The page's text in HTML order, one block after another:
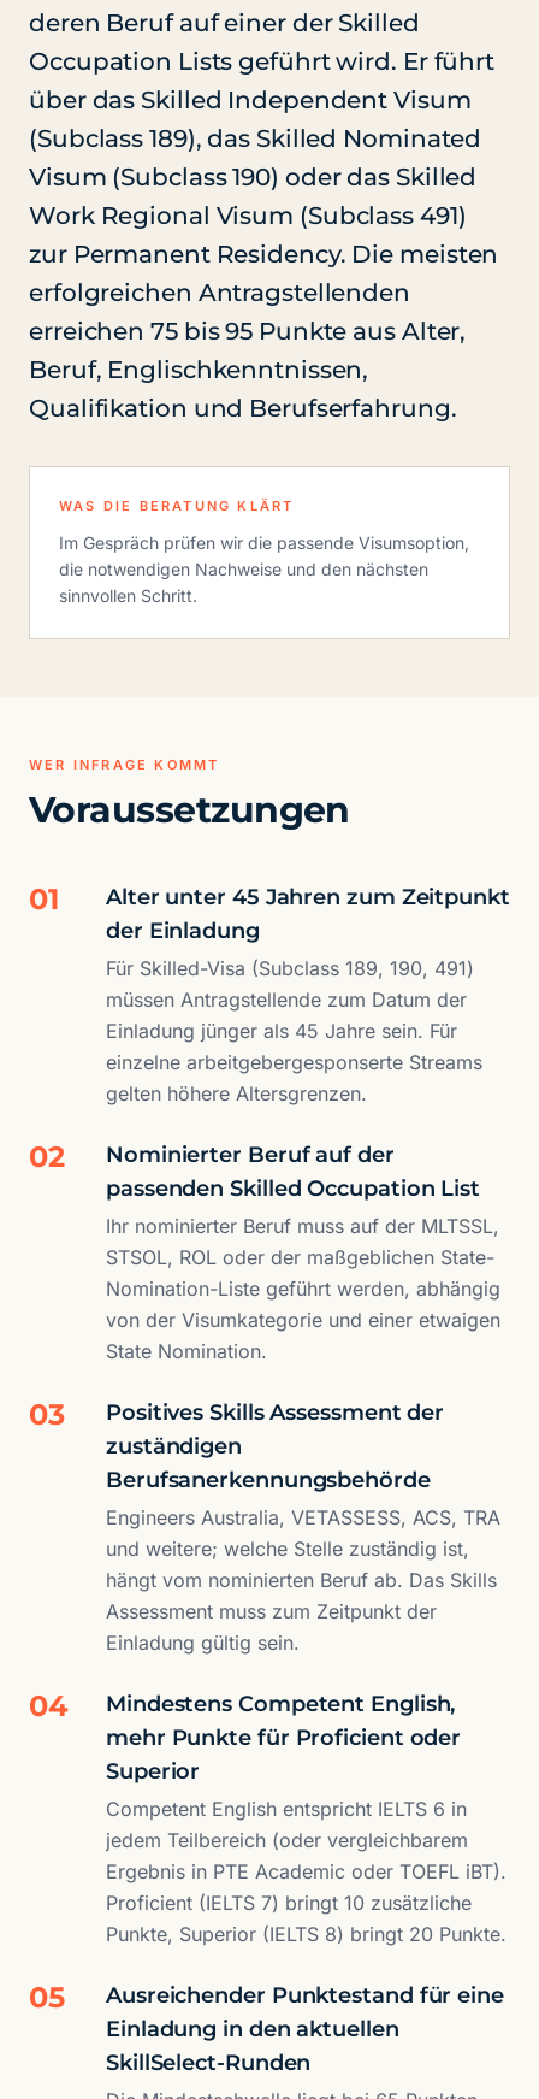
deren Beruf auf einer der Skilled
Occupation Lists geführt wird. Er führt
über das Skilled Independent Visum
(Subclass 189), das Skilled Nominated
Visum (Subclass 190) oder das Skilled
Work Regional Visum (Subclass 491)
zur Permanent Residency. Die meisten
erfolgreichen Antragstellenden
erreichen 75 bis 95 Punkte aus Alter,
Beruf, Englischkenntnissen,
Qualifikation und Berufserfahrung.
WAS DIE BERATUNG KLÄRT
Im Gespräch prüfen wir die passende Visumsoption,
die notwendigen Nachweise und den nächsten
sinnvollen Schritt.
WER INFRAGE KOMMT
Voraussetzungen
01
Alter unter 45 Jahren zum Zeitpunkt
der Einladung
Für Skilled-Visa (Subclass 189, 190, 491)
müssen Antragstellende zum Datum der
Einladung jünger als 45 Jahre sein. Für
einzelne arbeitgebergesponserte Streams
gelten höhere Altersgrenzen.
02
Nominierter Beruf auf der
passenden Skilled Occupation List
Ihr nominierter Beruf muss auf der MLTSSL,
STSOL, ROL oder der maßgeblichen State-
Nomination-Liste geführt werden, abhängig
von der Visumkategorie und einer etwaigen
State Nomination.
03
Positives Skills Assessment der
zuständigen
Berufsanerkennungsbehörde
Engineers Australia, VETASSESS, ACS, TRA
und weitere; welche Stelle zuständig ist,
hängt vom nominierten Beruf ab. Das Skills
Assessment muss zum Zeitpunkt der
Einladung gültig sein.
04
Mindestens Competent English,
mehr Punkte für Proficient oder
Superior
Competent English entspricht IELTS 6 in
jedem Teilbereich (oder vergleichbarem
Ergebnis in PTE Academic oder TOEFL iBT).
Proficient (IELTS 7) bringt 10 zusätzliche
Punkte, Superior (IELTS 8) bringt 20 Punkte.
05
Ausreichender Punktestand für eine
Einladung in den aktuellen
SkillSelect-Runden